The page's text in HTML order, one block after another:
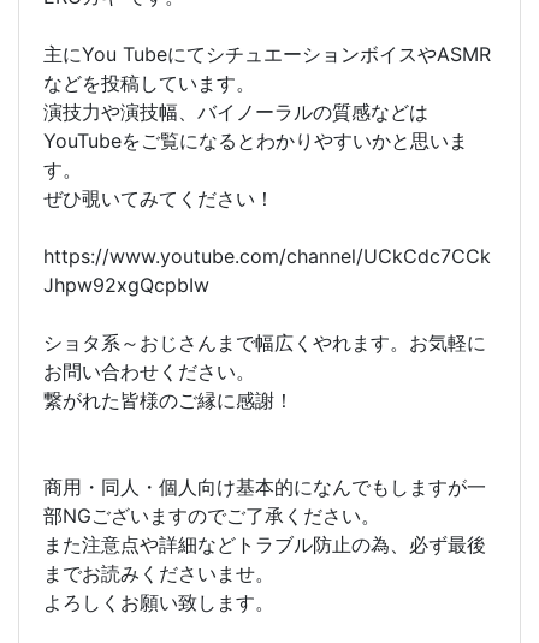
主にYou TubeにてシチュエーションボイスやASMR
などを投稿しています。
演技力や演技幅、バイノーラルの質感などは
YouTubeをご覧になるとわかりやすいかと思いま
す。
ぜひ覗いてみてください！
https://www.youtube.com/channel/UCkCdc7CCk
Jhpw92xgQcpbIw
ショタ系～おじさんまで幅広くやれます。お気軽に
お問い合わせください。
繋がれた皆様のご縁に感謝！
商用・同人・個人向け基本的になんでもしますが一
部NGございますのでご了承ください。
また注意点や詳細などトラブル防止の為、必ず最後
までお読みくださいませ。
よろしくお願い致します。